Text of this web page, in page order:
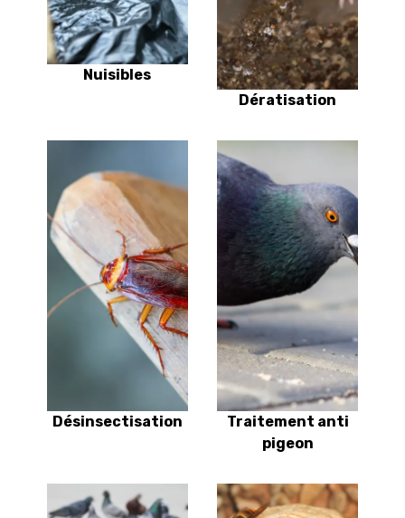
Nuisibles
Dératisation
Désinsectisation
Traitement anti
pigeon